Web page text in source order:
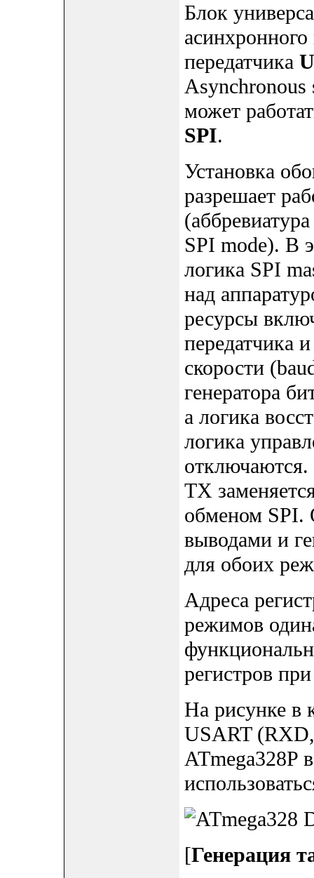
Блок
передатчика
Asynchronous
может
SPI.
Установка
разрешает
SPI mode). В
логика SPI
над
ресурсы
передатчика
скорости
генератора
а логика
логика
TX
обменом SPI.
выводами и
для обоих
Адреса
режимов
регистров
На рисунке в
USART
ATmega328P
[Генерация